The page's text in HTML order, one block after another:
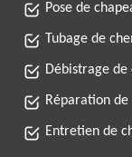
Pose de
Tubage de
Débistrage
Réparation
Entretien de